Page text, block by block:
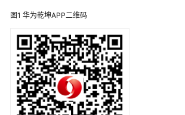
AP
网
场
景
纯
AP
图1 华为乾坤APP二维码